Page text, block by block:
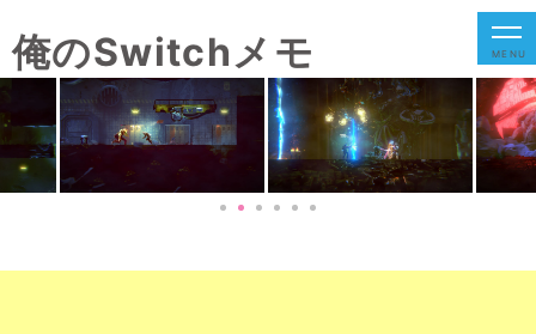
俺のSwitchメモ MENU